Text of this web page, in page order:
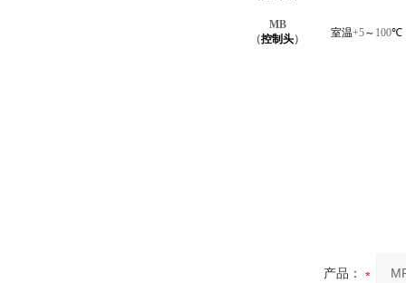
MB
（控制头） 室温+5～ 100℃
产品：